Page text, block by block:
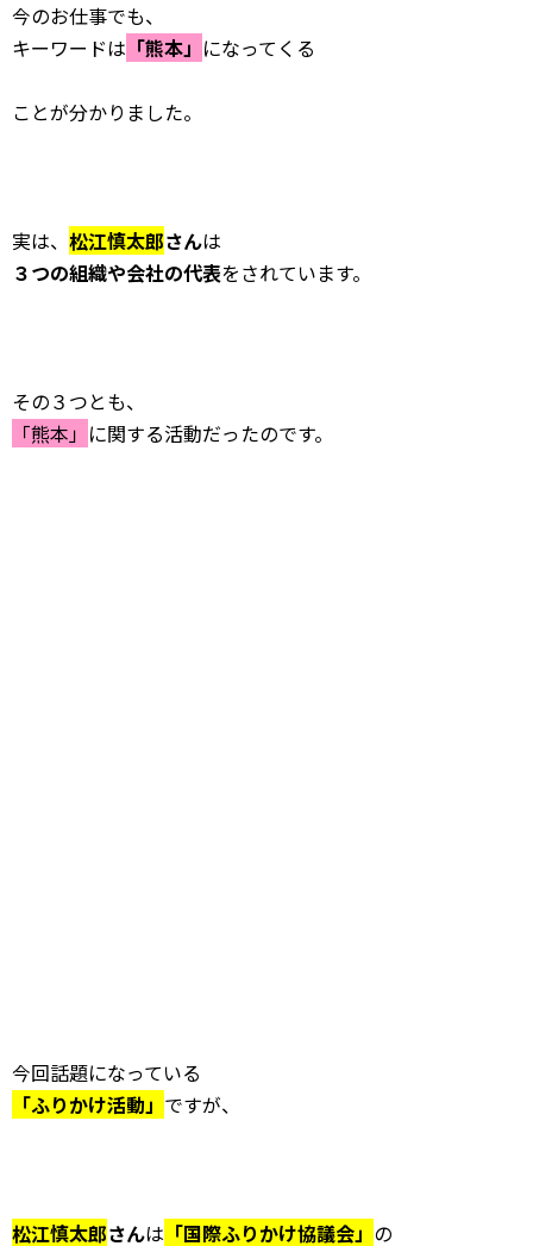
今のお仕事でも、
キーワードは 「熊本」 になってくる
ことが分かりました。
実は、 松江慎太郎さんは
３つの組織や会社の代表をされています。
その３つとも、
「熊本」 に関する活動だったのです。
今回話題になっている
「ふりかけ活動」 ですが、
松江慎太郎さんは 「国際ふりかけ協議会」 の